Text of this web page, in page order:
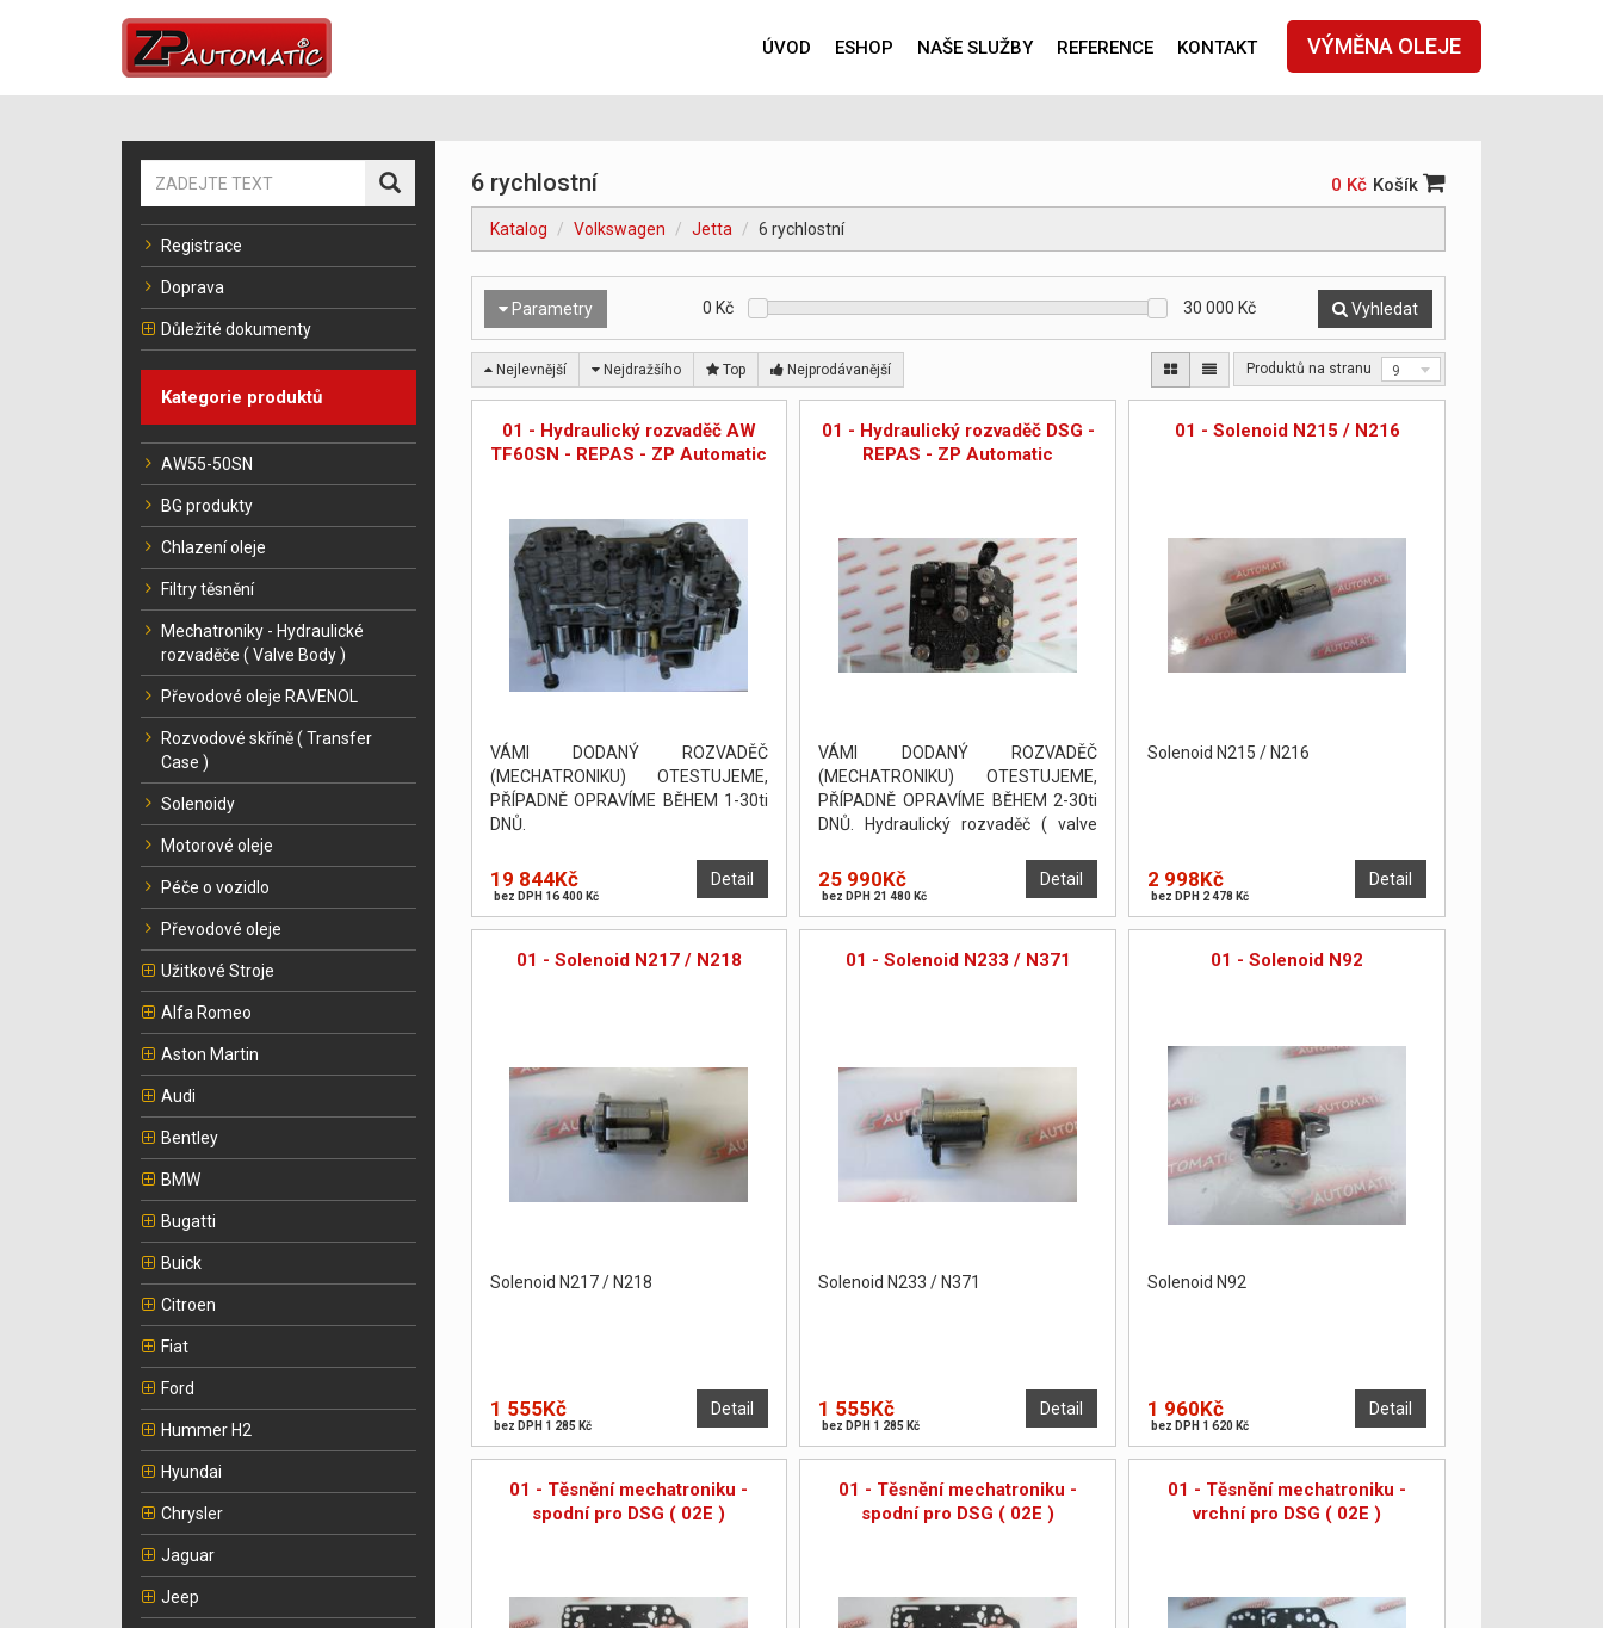
VÝMĚNA OLEJE
ÚVOD ESHOP NAŠE SLUŽBY REFERENCE KONTAKT
Registrace
Doprava
Důležité dokumenty
Kategorie produktů
AW55-50SN
BG produkty
Chlazení oleje
Filtry těsnění
Mechatroniky - Hydraulické
rozvaděče ( Valve Body )
Převodové oleje RAVENOL
Rozvodové skříně ( Transfer
Case )
Solenoidy
Motorové oleje
Péče o vozidlo
Převodové oleje
Užitkové Stroje
Alfa Romeo
Aston Martin
Audi
Bentley
BMW
Bugatti
Buick
Citroen
Fiat
Ford
Hummer H2
Hyundai
Chrysler
Jaguar
Jeep
6 rychlostní 0 Kč Košík
Katalog Volkswagen Jetta 6 rychlostní
Parametry 0 Kč 30 000 Kč Vyhledat
Nejlevnější Nejdražšího Top Nejprodávanější Produktů na stranu 9
01 - Hydraulický rozvaděč AW
TF60SN - REPAS - ZP Automatic
VÁMI DODANÝ ROZVADĚČ
(MECHATRONIKU) OTESTUJEME,
PŘÍPADNĚ OPRAVÍME BĚHEM 1-30ti
DNŮ.
Detail
19 844Kč
bez DPH 16 400 Kč
01 - Hydraulický rozvaděč DSG -
REPAS - ZP Automatic
VÁMI DODANÝ ROZVADĚČ
(MECHATRONIKU) OTESTUJEME,
PŘÍPADNĚ OPRAVÍME BĚHEM 2-30ti
DNŮ. Hydraulický rozvaděč ( valve
zkušební stolici Hydratest.
Detail
25 990Kč
bez DPH 21 480 Kč
01 - Solenoid N215 / N216
Solenoid N215 / N216
Detail
2 998Kč
bez DPH 2 478 Kč
01 - Solenoid N217 / N218
Solenoid N217 / N218
Detail
1 555Kč
bez DPH 1 285 Kč
01 - Solenoid N233 / N371
Solenoid N233 / N371
Detail
1 555Kč
bez DPH 1 285 Kč
01 - Solenoid N92
Solenoid N92
Detail
1 960Kč
bez DPH 1 620 Kč
01 - Těsnění mechatroniku -
spodní pro DSG ( 02E )
01 - Těsnění mechatroniku -
spodní pro DSG ( 02E )
01 - Těsnění mechatroniku -
vrchní pro DSG ( 02E )